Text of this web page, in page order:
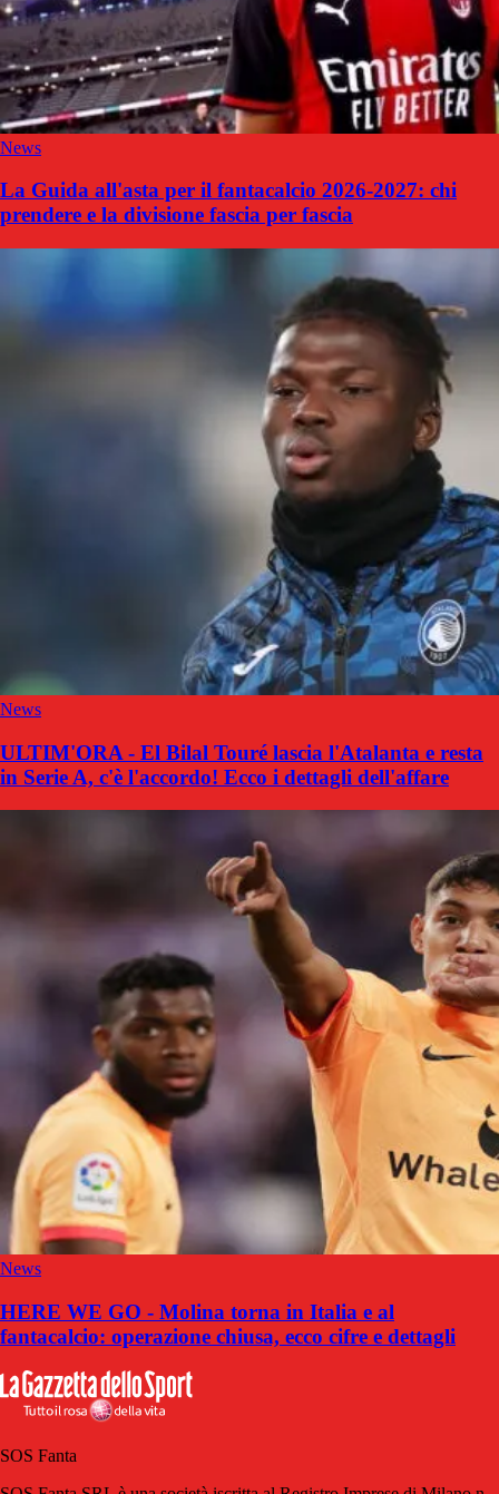
News
La Guida all'asta per il fantacalcio 2026-2027: chi
prendere e la divisione fascia per fascia
News
ULTIM'ORA - El Bilal Touré lascia l'Atalanta e resta
in Serie A, c'è l'accordo! Ecco i dettagli dell'affare
News
HERE WE GO - Molina torna in Italia e al
fantacalcio: operazione chiusa, ecco cifre e dettagli
SOS Fanta